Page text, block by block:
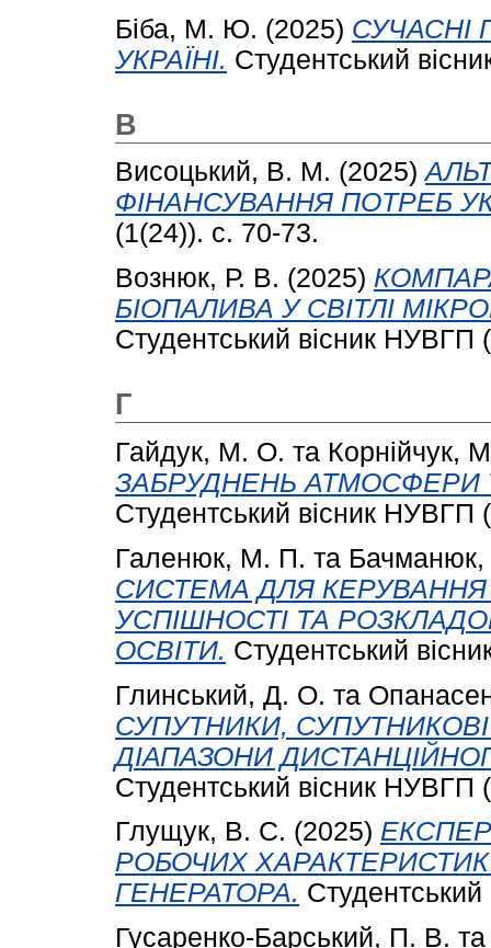
Біба, М. Ю. (2025) СУЧАСНІ
УКРАЇНІ. Студентський
В
Висоцький, В. М. (2025)
ФІНАНСУВАННЯ ПОТРЕБ
(1(24)). с. 70-73.
Вознюк, Р. В. (2025)
БІОПАЛИВА У СВІТЛІ
Студентський вісник НУВГП
Г
Гайдук, М. О. та Корнійчук,
ЗАБРУДНЕНЬ АТМОСФЕРИ
Студентський вісник НУВГП
Галенюк, М. П. та
СИСТЕМА ДЛЯ
УСПІШНОСТІ ТА
ОСВІТИ. Студентський
Глинський, Д. О. та
СУПУТНИКИ,
ДІАПАЗОНИ
Студентський вісник НУВГП
Глущук, В. С. (2025)
РОБОЧИХ
ГЕНЕРАТОРА.
Гусаренко-Барський, П. В.